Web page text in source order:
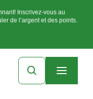
Inscrivez-vous au
de l’argent et des points.